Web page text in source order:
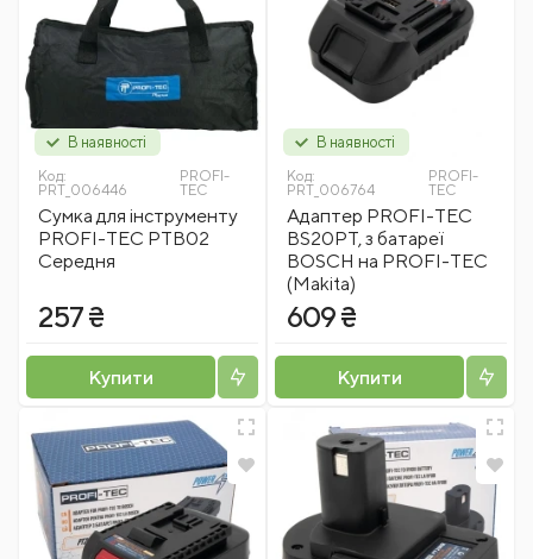
В наявності
Код:
PRT_006446
PROFI-
TEC
Сумка для інструменту
PROFI-TEC PTB02
Середня
257 ₴
Купити
В наявності
Код:
PRT_006764
PROFI-
TEC
Адаптер PROFI-TEC
BS20PT, з батареї
BOSCH на PROFI-TEC
(Makita)
609 ₴
Купити